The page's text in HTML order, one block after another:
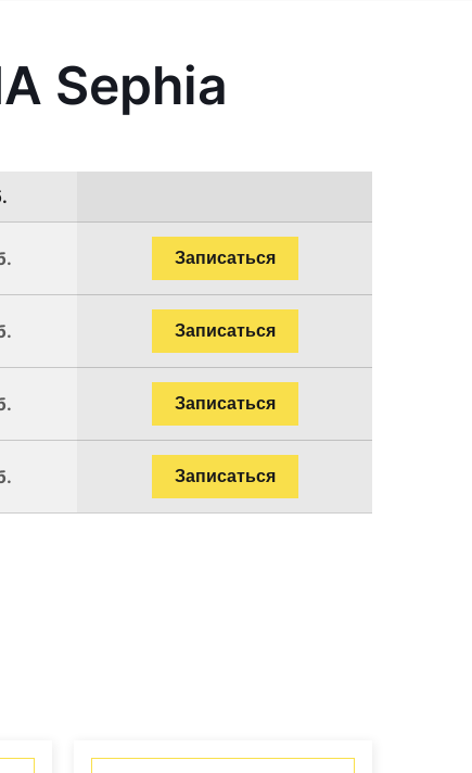
Sephia
Записаться
Записаться
Записаться
Записаться